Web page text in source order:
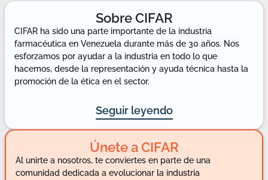
Sobre CIFAR
CIFAR ha sido una parte importante de la industria
farmacéutica en Venezuela durante más de 30 años. Nos
esforzamos por ayudar a la industria en todo lo que
hacemos, desde la representación y ayuda técnica hasta la
promoción de la ética en el sector.
Seguir leyendo
Únete a CIFAR
Al unirte a nosotros, te conviertes en parte de una
comunidad dedicada a evolucionar la industria